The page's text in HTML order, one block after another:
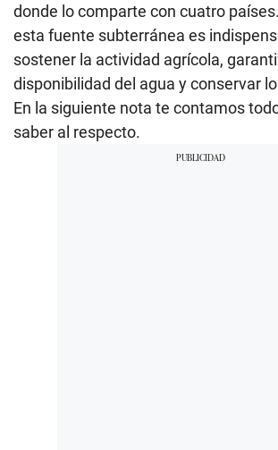
donde lo comparte con cuatro
esta fuente subterránea es
sostener la actividad agrícola,
disponibilidad del agua y conservar
En la siguiente nota te contamos
saber al respecto.